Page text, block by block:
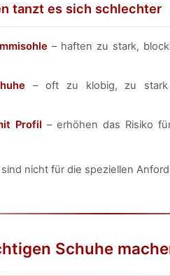
tanzt es sich schlechter
– haften zu stark,
– oft zu klobig, zu stark
Profil – erhöhen das Risiko
nicht für die speziellen
Schuhe